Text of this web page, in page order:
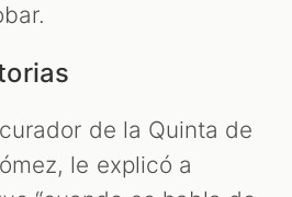
de la Quinta de
le explicó a